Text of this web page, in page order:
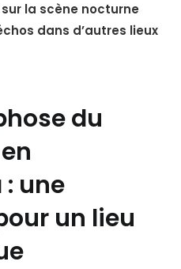
la scène nocturne
dans d’autres lieux
du
une
un lieu